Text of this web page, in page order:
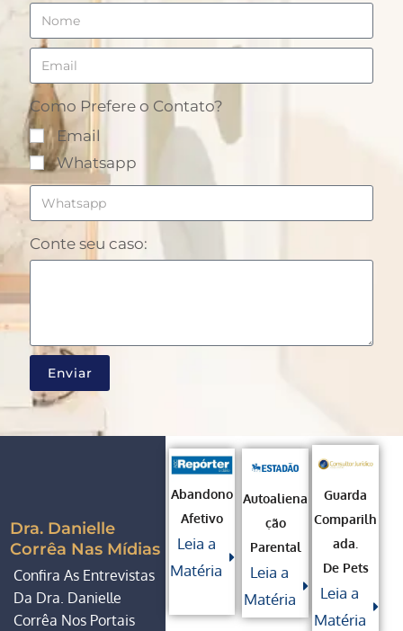
Como Prefere o Contato?
Email
Whatsapp
Conte seu caso:
Enviar
Dra. Danielle
Corrêa Nas Mídias
Confira As Entrevistas
Da Dra. Danielle
Corrêa Nos Portais
Abandono
Afetivo
Leia a
Matéria
Autoaliena
Ção
Parental
Leia a
Matéria
Guarda
Comparilh
Ada.
De Pets
Leia a
Matéria